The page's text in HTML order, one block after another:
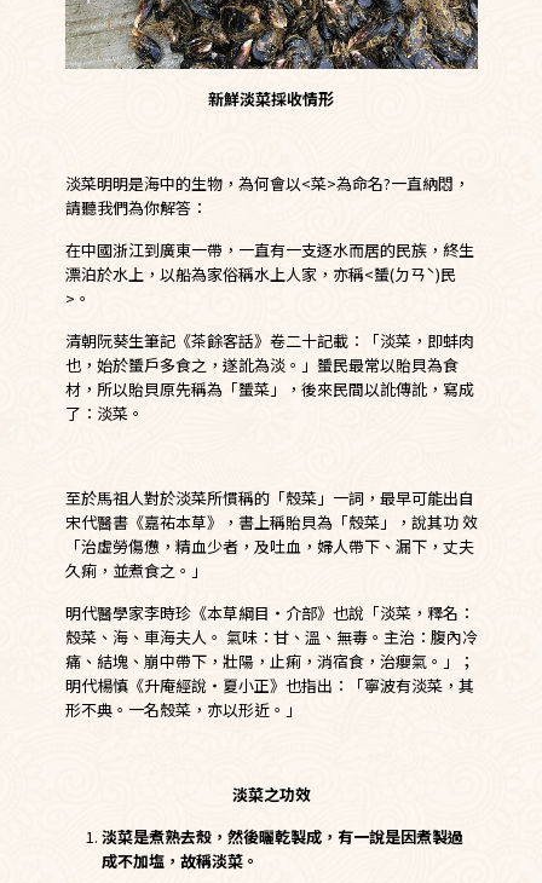
新鮮淡菜採收情形
淡菜明明是海中的生物，為何會以<菜>為命名?一直納悶，
請聽我們為你解答：
在中國浙江到廣東一帶，一直有一支逐水而居的民族，終生
漂泊於水上，以船為家俗稱水上人家，亦稱<蜑(ㄉㄢˋ)民
>。
清朝阮葵生筆記《茶餘客話》卷二十記載：「淡菜，即蚌肉
也，始於蜑戶多食之，遂訛為淡。」蜑民最常以貽貝為食
材，所以貽貝原先稱為「蜑菜」，後來民間以訛傳訛，寫成
了：淡菜。
至於馬祖人對於淡菜所慣稱的「殼菜」一詞，最早可能出自
宋代醫書《嘉祐本草》，書上稱貽貝為「殼菜」，說其功 效
「治虛勞傷憊，精血少者，及吐血，婦人帶下、漏下，丈夫
久痢，並煮食之。」
明代醫學家李時珍《本草綱目‧介部》也說「淡菜，釋名：
殼菜、海、車海夫人。 氣味：甘、溫、無毒。主治：腹內冷
痛、結塊、崩中帶下，壯陽，止痢，消宿食，治癭氣。」；
明代楊慎《升庵經說‧夏小正》也指出：「寧波有淡菜，其
形不典。一名殼菜，亦以形近。」
淡菜之功效
淡菜是煮熟去殼，然後曬乾製成，有一說是因煮製過
成不加塩，故稱淡菜。